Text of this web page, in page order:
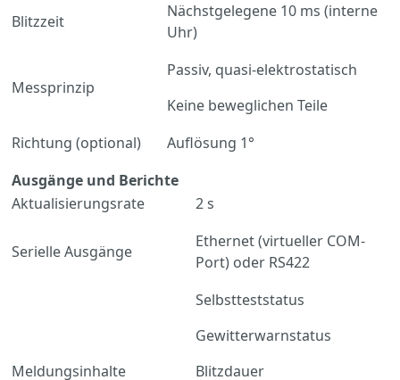
Blitzzeit
Nächstgelegene 10 ms (interne
Uhr)
Messprinzip
Passiv, quasi-elektrostatisch
Keine beweglichen Teile
Richtung (optional)
Auflösung 1°
Ausgänge und Berichte
Aktualisierungsrate
2 s
Serielle Ausgänge
Ethernet (virtueller COM-
Port) oder RS422
Meldungsinhalte
Selbstteststatus
Gewitterwarnstatus
Blitzdauer